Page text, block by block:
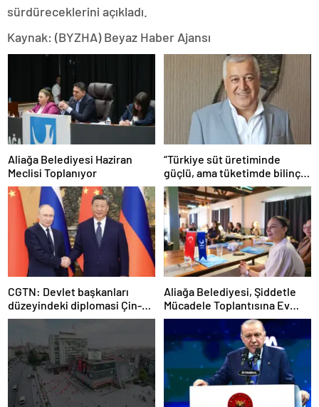
sürdüreceklerini açıkladı.
Kaynak: (BYZHA) Beyaz Haber Ajansı
Aliağa Belediyesi Haziran
Meclisi Toplanıyor
“Türkiye süt üretiminde
güçlü, ama tüketimde bilinç
şart”
CGTN: Devlet başkanları
düzeyindeki diplomasi Çin-
Rusya arasındaki büyüyen
ortaklığı güçlendiriyor
Aliağa Belediyesi, Şiddetle
Mücadele Toplantısına Ev
Sahipliği Yaptı